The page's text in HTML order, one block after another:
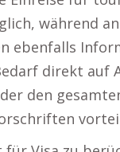
während
ebenfalls
direkt auf
den